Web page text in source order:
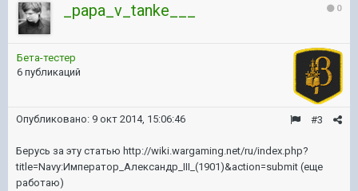
0
_papa_v_tanke___
Бета-тестер
6 публикаций
#3
Опубликовано: 9 окт 2014, 15:06:46
Берусь за эту статью http://wiki.wargaming.net/ru/index.php?
title=Navy:Император_Александр_III_(1901)&action=submit (еще
работаю)